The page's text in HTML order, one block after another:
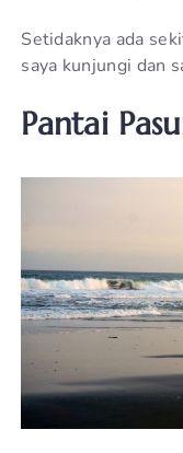
Setidaknya ada
saya kunjungi dan
Pantai